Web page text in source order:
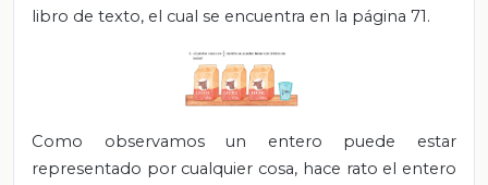
libro de texto, el cual se encuentra en la página 71.
Como observamos un entero puede estar
representado por cualquier cosa, hace rato el entero